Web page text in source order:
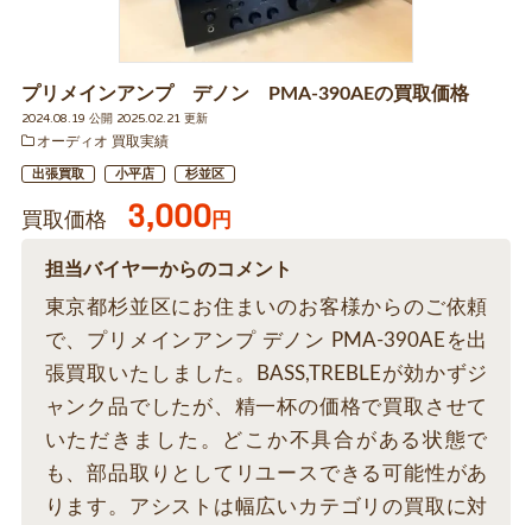
プリメインアンプ デノン PMA-390AEの買取価格
2024.08.19 公開 2025.02.21 更新
オーディオ 買取実績
出張買取 小平店 杉並区
買取価格 3,000円
担当バイヤーからのコメント
東京都杉並区にお住まいのお客様からのご依頼
で、プリメインアンプ デノン PMA-390AEを出
張買取いたしました。BASS,TREBLEが効かずジ
ャンク品でしたが、精一杯の価格で買取させて
いただきました。どこか不具合がある状態で
も、部品取りとしてリユースできる可能性があ
ります。アシストは幅広いカテゴリの買取に対